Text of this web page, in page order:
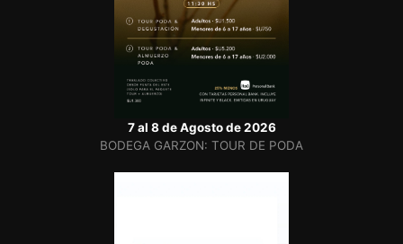
7 al 8 de Agosto de 2026
BODEGA GARZON: TOUR DE PODA